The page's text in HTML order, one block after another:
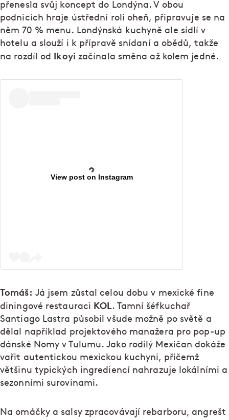
přenesla svůj koncept do Londýna. V obou
podnicích hraje ústřední roli oheň, připravuje se na
něm 70 % menu. Londýnská kuchyně ale sídlí v
hotelu a slouží i k přípravě snídaní a obědů, takže
na rozdíl od Ikoyi začínala směna až kolem jedné.
View post on Instagram
Tomáš: Já jsem zůstal celou dobu v mexické fine
diningové restauraci KOL. Tamní šéfkuchař
Santiago Lastra působil všude možně po světě a
dělal například projektového manažera pro pop-up
dánské Nomy v Tulumu. Jako rodilý Mexičan dokáže
vařit autentickou mexickou kuchyni, přičemž
většinu typických ingrediencí nahrazuje lokálními a
sezonními surovinami.
Na omáčky a salsy zpracovávají rebarboru, angrešt